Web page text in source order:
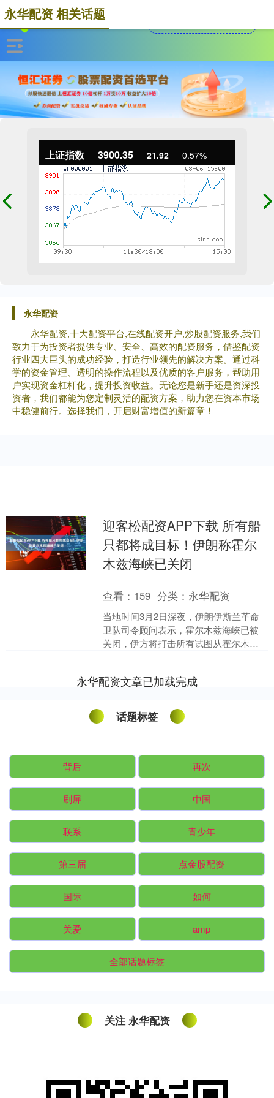
上证指数 3900.35 21.92 0.57%
永华配资
永华配资,十大配资平台,在线配资开户,炒股配资服务,我们
致力于为投资者提供专业、安全、高效的配资服务，借鉴配资
行业四大巨头的成功经验，打造行业领先的解决方案。通过科
学的资金管理、透明的操作流程以及优质的客户服务，帮助用
户实现资金杠杆化，提升投资收益。无论您是新手还是资深投
资者，我们都能为您定制灵活的配资方案，助力您在资本市场
中稳健前行。选择我们，开启财富增值的新篇章！
永华配资 相关话题
迎客松配资APP下载 所有船
只都将成目标！伊朗称霍尔
木兹海峡已关闭
查看： 159 分类： 永华配资
当地时间3月2日深夜，伊朗伊斯兰革命
卫队司令顾问表示，霍尔木兹海峡已被
关闭，伊方将打击所有试图从霍尔木兹
永华配资文章已加载完成
话题标签
背后 再次
刷屏 中国
联系 青少年
第三届 点金股配资
国际 如何
关爱 amp
全部话题标签
关注 永华配资